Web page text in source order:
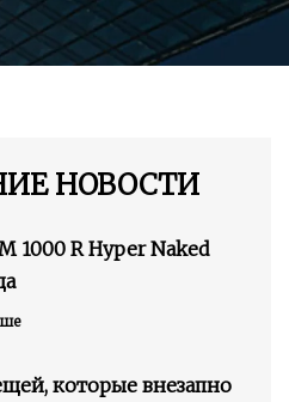
НОВОСТИ
1000 R Hyper Naked
которые внезапно